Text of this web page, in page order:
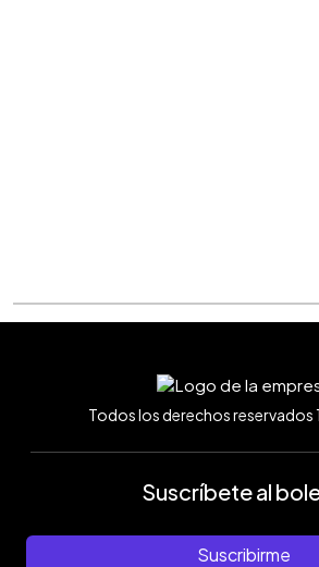
Todos los derechos
Suscríbete al
Suscribirme